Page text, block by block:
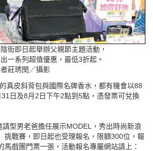
街即日起舉辦父親節主題活動，
一系列超值優惠，最低3折起。
莊琇閔／攝影
真皮斜背包與國際名牌香水，都有機會以88
日及8月2日下午2點到5點，憑發票可兌換
型男老爸擔任展示MODEL，秀出時尚新浪
挑戰賽，即日起也受理報名，限額300位，報
馬戲團門票一張，活動報名專屬網站請上：